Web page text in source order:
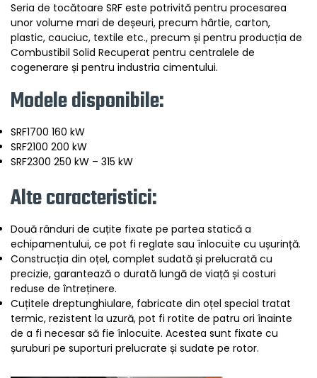
Seria de tocătoare SRF este potrivită pentru procesarea
unor volume mari de deșeuri, precum hârtie, carton,
plastic, cauciuc, textile etc., precum și pentru producția de
Combustibil Solid Recuperat pentru centralele de
cogenerare și pentru industria cimentului.
Modele disponibile:
SRF1700 160 kW
SRF2100 200 kW
SRF2300 250 kW – 315 kW
Alte caracteristici:
Două rânduri de cuțite fixate pe partea statică a
echipamentului, ce pot fi reglate sau înlocuite cu ușurință.
Construcția din oțel, complet sudată și prelucrată cu
precizie, garantează o durată lungă de viață și costuri
reduse de întreținere.
Cuțitele dreptunghiulare, fabricate din oțel special tratat
termic, rezistent la uzură, pot fi rotite de patru ori înainte
de a fi necesar să fie înlocuite. Acestea sunt fixate cu
șuruburi pe suporturi prelucrate și sudate pe rotor.